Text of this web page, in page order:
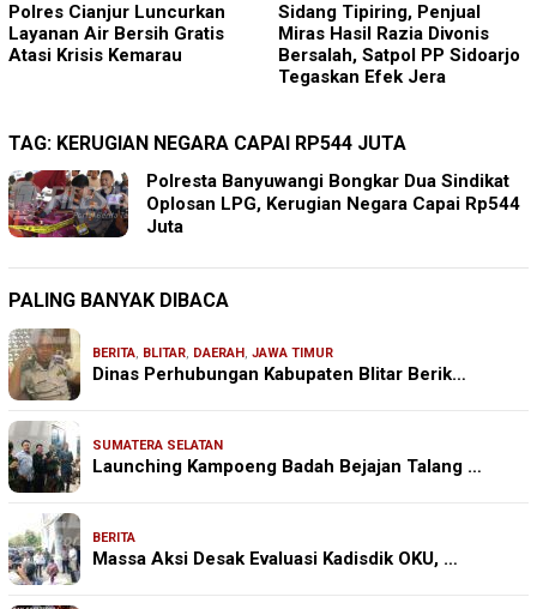
Sidang Tipiring, Penjual
Miras Hasil Razia Divonis
Bersalah, Satpol PP Sidoarjo
Acep Saepudin (Amang)
Maju Calon Kepala Desa
Sukamanah, Usung Visi
“ASRI”
TAG: KERUGIAN NEGARA CAPAI RP544 JUTA
Polresta Banyuwangi Bongkar Dua Sindikat
Oplosan LPG, Kerugian Negara Capai Rp544
Juta
PALING BANYAK DIBACA
BERITA, BLITAR, DAERAH , JAWA TIMUR
Dinas Perhubungan Kabupaten Blitar Berik…
SUMATERA SELATAN
Launching Kampoeng Badah Bejajan Talang …
BERITA
Massa Aksi Desak Evaluasi Kadisdik OKU, …